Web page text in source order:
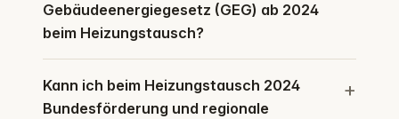
Gebäudeenergiegesetz (GEG) ab 2024
beim Heizungstausch?
Kann ich beim Heizungstausch 2024
Bundesförderung und regionale